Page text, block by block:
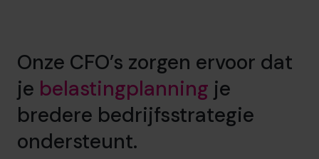
Onze CFO’s zorgen ervoor dat
je belastingplanning je
bredere bedrijfsstrategie
ondersteunt.